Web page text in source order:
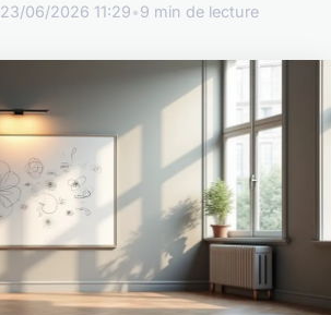
23/06/2026 11:29•9 min de lecture